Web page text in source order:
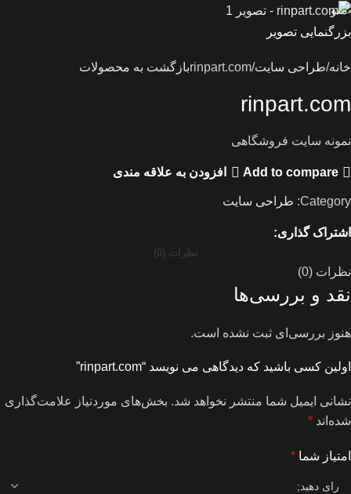
منو
بزرگنمایی تصویر
خانه طراحی سایت rinpart.comبازگشت به محصولات
rinpart.com
نمونه سایت فروشگاهی
Add to compare افزودن به علاقه مندی
Category: طراحی سایت
اشتراک گذاری:
نظرات (0)
نظرات (0)
نقد و بررسی‌ها
هنوز بررسی‌ای ثبت نشده است.
اولین کسی باشید که دیدگاهی می نویسد “rinpart.com”
نشانی ایمیل شما منتشر نخواهد شد. بخش‌های موردنیاز علامت‌گذاری
شده‌اند *
امتیاز شما *